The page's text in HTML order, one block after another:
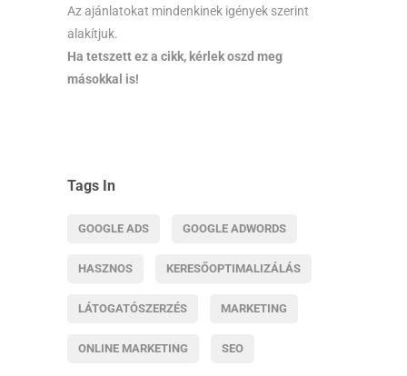
Az ajánlatokat mindenkinek igények szerint
alakítjuk.
Ha tetszett ez a cikk, kérlek oszd meg
másokkal is!
Tags In
GOOGLE ADS GOOGLE ADWORDS
HASZNOS KERESŐOPTIMALIZÁLÁS
LÁTOGATÓSZERZÉS MARKETING
ONLINE MARKETING SEO